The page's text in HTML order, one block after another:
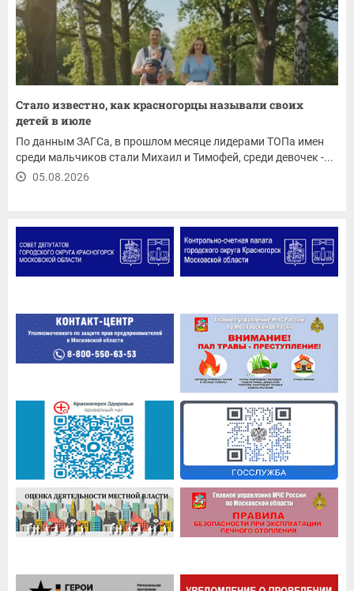
Стало известно, как красногорцы называли своих
детей в июле
По данным ЗАГСа, в прошлом месяце лидерами ТОПа имен
среди мальчиков стали Михаил и Тимофей, среди девочек -...
05.08.2026